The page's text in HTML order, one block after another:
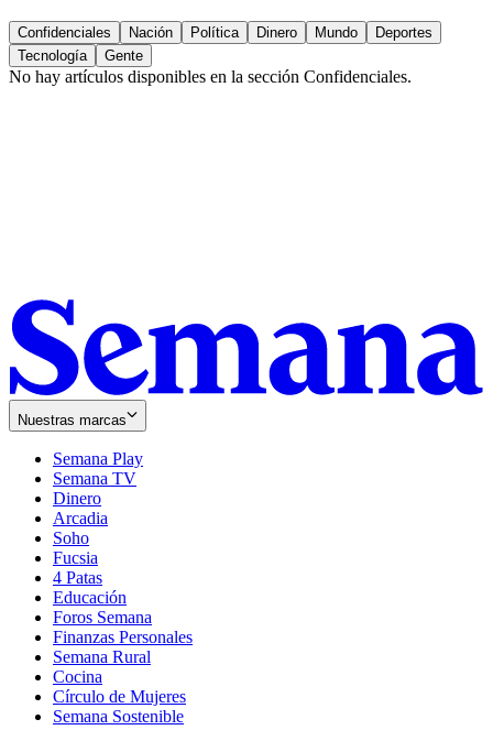
Confidenciales Nación Política Dinero Mundo
Deportes
Tecnología
Gente
No hay artículos disponibles en la sección Confidenciales.
Nuestras marcas
Semana Play
Semana TV
Dinero
Arcadia
Soho
in
new
window
Fucsia
in
new
window
4 Patas
Educación
Foros Semana
Finanzas Personales
Semana Rural
Cocina
Círculo de Mujeres
Semana Sostenible